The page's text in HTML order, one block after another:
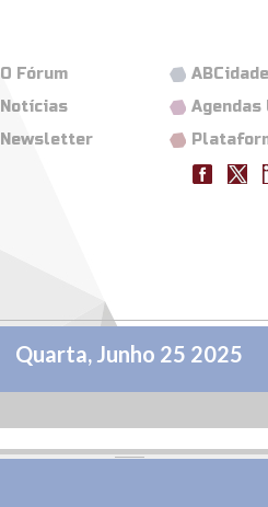
Agendas
O Fórum
Notícias
Newsletter
Quarta, Junho 25 2025